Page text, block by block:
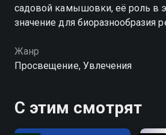
садовой камышовки, её роль в
значение для биоразнообразия
Жанр
Просвещение, Увлечения
С этим смотрят